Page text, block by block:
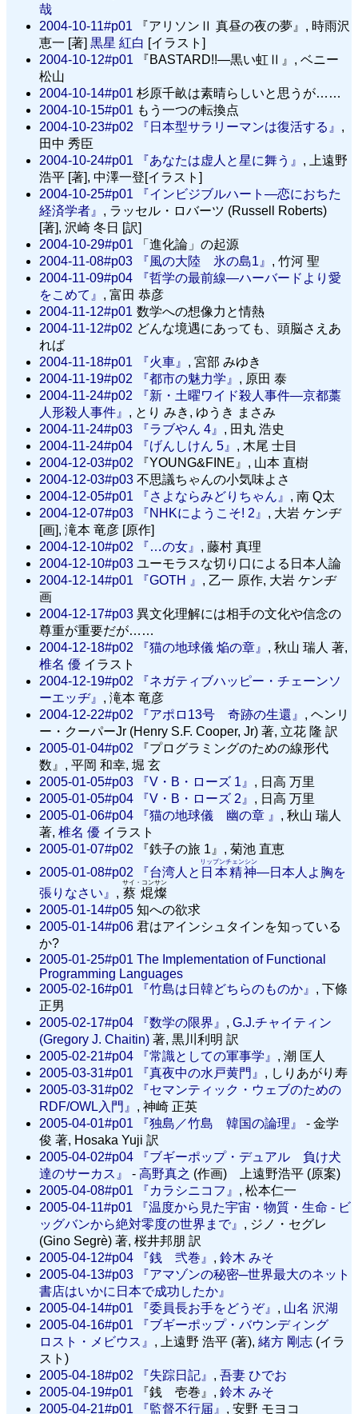
哉
2004-10-11#p01 『アリソンⅡ 真昼の夜の夢』, 時雨沢
恵一 [著] 黒星 紅白 [イラスト]
2004-10-12#p01 『BASTARD!!—黒い虹Ⅱ』, ベニー
松山
2004-10-14#p01 杉原千畝は素晴らしいと思うが……
2004-10-15#p01 もう一つの転換点
2004-10-23#p02
『日本型サラリーマンは復活する』 ,
田中 秀臣
2004-10-24#p01
『あなたは虚人と星に舞う』 , 上遠野
浩平 [著], 中澤一登[イラスト]
2004-10-25#p01
『インビジブルハート—恋におちた
経済学者』 , ラッセル・ロバーツ (Russell Roberts)
[著], 沢崎 冬日 [訳]
2004-10-29#p01 「進化論」の起源
2004-11-08#p03
『風の大陸 氷の島1』 , 竹河 聖
2004-11-09#p04
『哲学の最前線—ハーバードより愛
をこめて』 , 富田 恭彦
2004-11-12#p01 数学への想像力と情熱
2004-11-12#p02 どんな境遇にあっても、頭脳さえあ
れば
2004-11-18#p01
『火車』 , 宮部 みゆき
2004-11-19#p02
『都市の魅力学』 , 原田 泰
2004-11-24#p02
『新・土曜ワイド殺人事件—京都藁
人形殺人事件』 , とり みき, ゆうき まさみ
2004-11-24#p03
『ラブやん 4』 , 田丸 浩史
2004-11-24#p04
『げんしけん 5』 , 木尾 士目
2004-12-03#p02 『YOUNG&FINE』, 山本 直樹
2004-12-03#p03 不思議ちゃんの小気味よさ
2004-12-05#p01
『さよならみどりちゃん』 , 南 Q太
2004-12-07#p03
『NHKにようこそ! 2』 , 大岩 ケンヂ
[画], 滝本 竜彦 [原作]
2004-12-10#p02
『…の女』 , 藤村 真理
2004-12-10#p03 ユーモラスな切り口による日本人論
2004-12-14#p01
『GOTH 』 , 乙一 原作, 大岩 ケンヂ
画
2004-12-17#p03 異文化理解には相手の文化や信念の
尊重が重要だが……
2004-12-18#p02
『猫の地球儀 焔の章』 , 秋山 瑞人 著,
椎名 優 イラスト
2004-12-19#p02
『ネガティブハッピー・チェーンソ
ーエッヂ』 , 滝本 竜彦
2004-12-22#p02
『アポロ13号 奇跡の生還』 , ヘンリ
ー・クーパーJr (Henry S.F. Cooper, Jr) 著, 立花 隆 訳
2005-01-04#p02 『プログラミングのための線形代
数』, 平岡 和幸, 堀 玄
2005-01-05#p03
『V・B・ローズ 1』 , 日高 万里
2005-01-05#p04
『V・B・ローズ 2』 , 日高 万里
2005-01-06#p04
『猫の地球儀 幽の章 』 , 秋山 瑞人
著, 椎名 優 イラスト
2005-01-07#p02 『鉄子の旅 1』, 菊池 直恵
2005-01-08#p02
『台湾人と 日本精神
リップンチェンシン
—日本人よ胸を
張りなさい』 , 蔡 焜燦
サイ・コンサン
2005-01-14#p05 知への欲求
2005-01-14#p06 君はアインシュタインを知っている
か?
2005-01-25#p01 The Implementation of Functional
Programming Languages
2005-02-16#p01
『竹島は日韓どちらのものか』 , 下條
正男
2005-02-17#p04
『数学の限界』 , G.J.チャイティン
(Gregory J. Chaitin) 著, 黒川利明 訳
2005-02-21#p04
『常識としての軍事学』 , 潮 匡人
2005-03-31#p01
『真夜中の水戸黄門』 , しりあがり寿
2005-03-31#p02
『セマンティック・ウェブのための
RDF/OWL入門』 , 神崎 正英
2005-04-01#p01
『独島／竹島 韓国の論理』
- 金学
俊 著, Hosaka Yuji 訳
2005-04-02#p04
『ブギーポップ・デュアル 負け犬
達のサーカス』
- 高野真之 (作画) 上遠野浩平 (原案)
2005-04-08#p01
『カラシニコフ』 , 松本仁一
2005-04-11#p01
『温度から見た宇宙・物質・生命 - ビ
ッグバンから絶対零度の世界まで』 , ジノ・セグレ
(Gino Segrè) 著, 桜井邦朋 訳
2005-04-12#p04
『銭 弐巻』 , 鈴木 みそ
2005-04-13#p03
『アマゾンの秘密─世界最大のネット
書店はいかに日本で成功したか』
2005-04-14#p01
『委員長お手をどうぞ』 , 山名 沢湖
2005-04-16#p01
『ブギーポップ・バウンディング
ロスト・メビウス』 , 上遠野 浩平 (著), 緒方 剛志 (イラ
スト)
2005-04-18#p02
『失踪日記』 , 吾妻 ひでお
2005-04-19#p01 『銭 壱巻』, 鈴木 みそ
2005-04-21#p01
『監督不行届』 , 安野 モヨコ